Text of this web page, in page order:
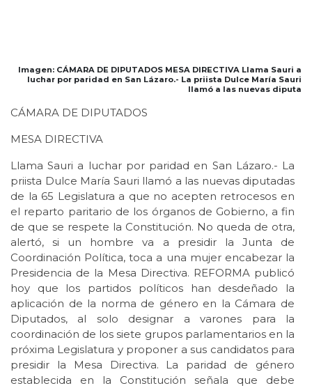
Imagen: CÁMARA DE DIPUTADOS MESA DIRECTIVA Llama Sauri a
luchar por paridad en San Lázaro.- La priista Dulce María Sauri
llamó a las nuevas diputa
CÁMARA DE DIPUTADOS
MESA DIRECTIVA
Llama Sauri a luchar por paridad en San Lázaro.- La
priista Dulce María Sauri llamó a las nuevas diputadas
de la 65 Legislatura a que no acepten retrocesos en
el reparto paritario de los órganos de Gobierno, a fin
de que se respete la Constitución. No queda de otra,
alertó, si un hombre va a presidir la Junta de
Coordinación Política, toca a una mujer encabezar la
Presidencia de la Mesa Directiva. REFORMA publicó
hoy que los partidos políticos han desdeñado la
aplicación de la norma de género en la Cámara de
Diputados, al solo designar a varones para la
coordinación de los siete grupos parlamentarios en la
próxima Legislatura y proponer a sus candidatos para
presidir la Mesa Directiva. La paridad de género
establecida en la Constitución señala que debe